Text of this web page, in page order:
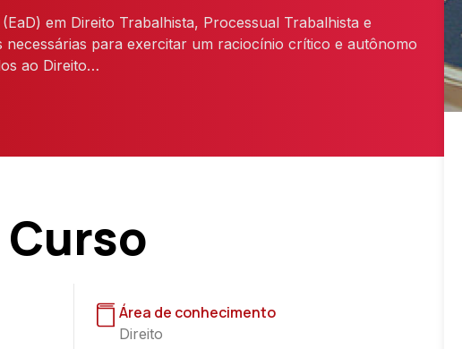
em Direito Trabalhista, Processual Trabalhista e
necessárias para exercitar um raciocínio crítico e autônomo
ao Direito…
Área de conhecimento
Direito